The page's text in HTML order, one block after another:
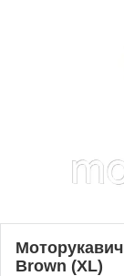
Brown (XL)